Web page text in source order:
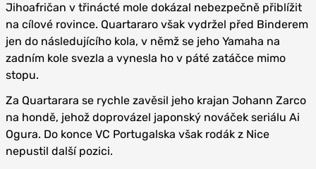
Jihoafričan v třinácté mole dokázal nebezpečně přiblížit
na cílové rovince. Quartararo však vydržel před Binderem
jen do následujícího kola, v němž se jeho Yamaha na
zadním kole svezla a vynesla ho v páté zatáčce mimo
stopu.
Za Quartarara se rychle zavěsil jeho krajan Johann Zarco
na hondě, jehož doprovázel japonský nováček seriálu Ai
Ogura. Do konce VC Portugalska však rodák z Nice
nepustil další pozici.